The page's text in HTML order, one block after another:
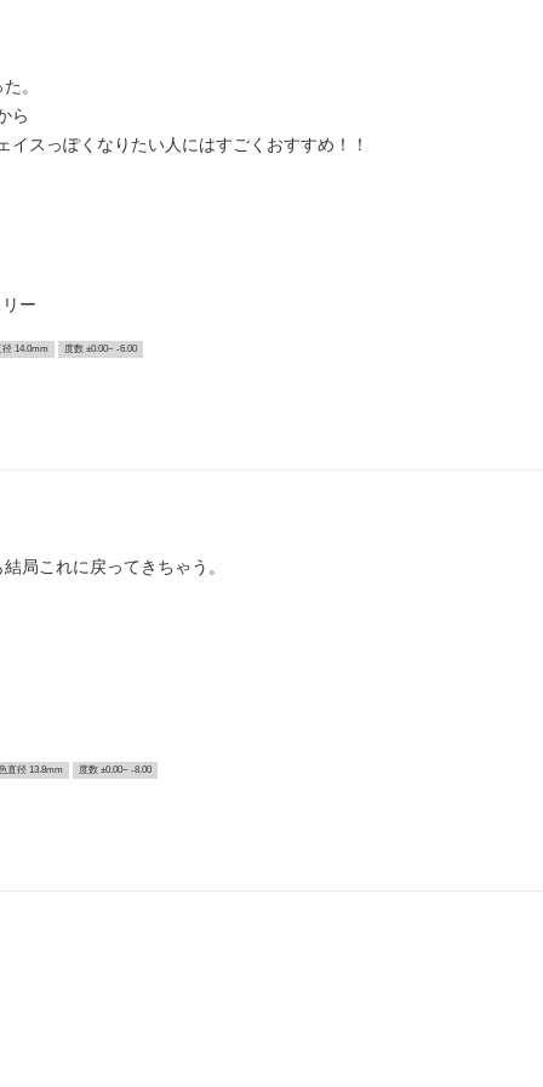
。
ら
スっぽくなりたい人にはすごくおすすめ！！
ー
径 14.0mm 度数 ±0.00~ -6.00
局これに戻ってきちゃう。
直径 13.8mm 度数 ±0.00~ -8.00